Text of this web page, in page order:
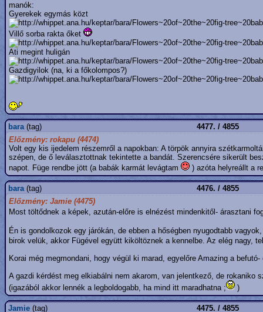
manók:
Gyerekek egymás közt
Villő sorba rakta őket
Ati megint huligán
Gazdigyilok (na, ki a főkolompos?)
bara(tag)
4477. / 4855
Előzmény: rokapu (4474)
Volt egy kis ijedelem részemről a napokban: A törpök annyira
szépen, de ő leválasztottnak tekintette a bandát. Szerencsére sikerült
napot. Füge rendbe jött (a babák karmát levágtam
) azóta helyreállt a
bara(tag)
4476. / 4855
Előzmény: Jamie (4475)
Most töltődnek a képek, azután-előre is elnézést mindenkitől- árasztani
Én is gondolkozok egy járókán, de ebben a hőségben nyugodtabb
birok velük, akkor Fügével együtt kiköltöznek a kennelbe. Az elég nagy,
Korai még megmondani, hogy végül ki marad, egyelőre Amazing a
A gazdi kérdést meg elkiabálni nem akarom, van jelentkező, de
(igazából akkor lennék a legboldogabb, ha mind itt maradhatna ;
)
Jamie (tag)
4475. / 4855